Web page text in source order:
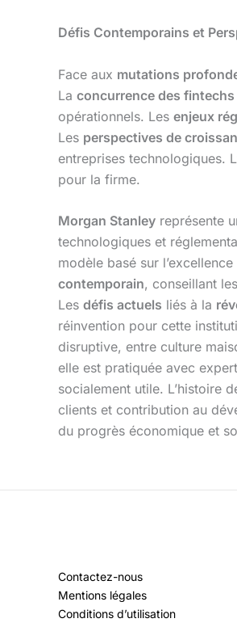
Défis Contemporains et
Face aux mutations
La concurrence des fintechs
opérationnels. Les enjeux
Les perspectives de
entreprises technologiques.
pour la firme.
Morgan Stanley représente
technologiques et
modèle basé sur
contemporain, conseillant
Les défis actuels liés à la
réinvention pour cette
disruptive, entre culture
elle est pratiquée avec
socialement utile. L’histoire
clients et contribution au
du progrès économique et
Contactez-nous
Mentions légales
Conditions d’utilisation